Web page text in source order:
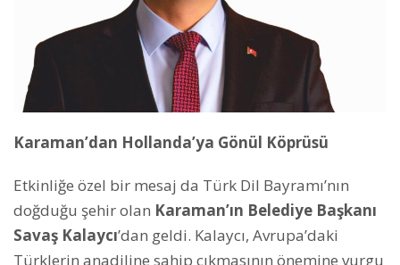
Karaman’dan Hollanda’ya Gönül Köprüsü
Etkinliğe özel bir mesaj da Türk Dil Bayramı’nın
doğduğu şehir olan Karaman’ın Belediye Başkanı
Savaş Kalaycı’dan geldi. Kalaycı, Avrupa’daki
Türklerin anadiline sahip çıkmasının önemine vurgu